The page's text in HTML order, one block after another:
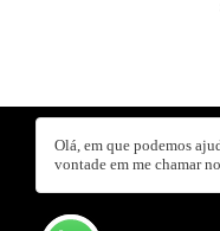
EDSON
Olá, em que podemos
vontade em me chamar